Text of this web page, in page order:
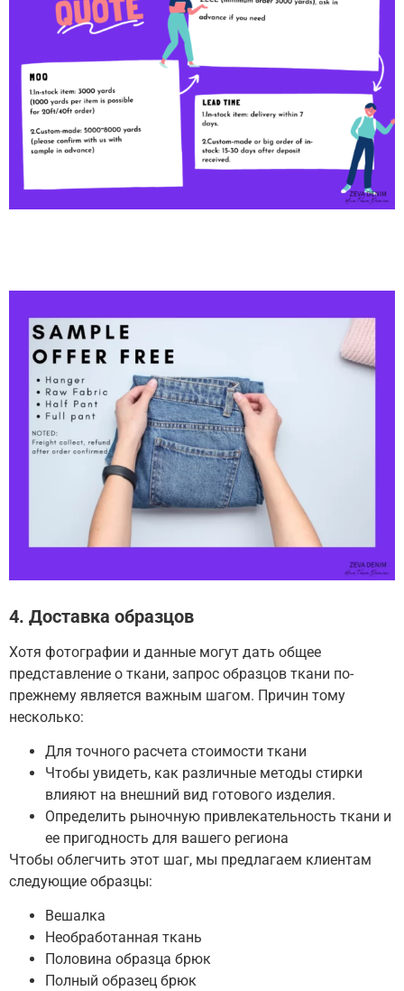
4. Доставка образцов
Хотя фотографии и данные могут дать общее
представление о ткани, запрос образцов ткани по-
прежнему является важным шагом. Причин тому
несколько:
Для точного расчета стоимости ткани
Чтобы увидеть, как различные методы стирки
влияют на внешний вид готового изделия.
Определить рыночную привлекательность ткани и
ее пригодность для вашего региона
Чтобы облегчить этот шаг, мы предлагаем клиентам
следующие образцы:
Вешалка
Необработанная ткань
Половина образца брюк
Полный образец брюк